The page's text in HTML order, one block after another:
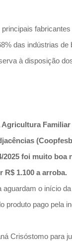
das indústrias de
à disposição
Familiar
foi muito boa
R$ 1.100 a arroba.
o início
produto pago pela
Crisóstomo para